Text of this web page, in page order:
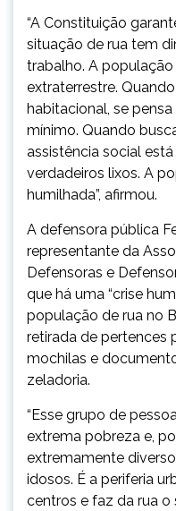
“A Constituição
situação de rua tem
trabalho. A
extraterrestre.
habitacional, se
mínimo. Quando
assistência social
verdadeiros lixos. A
humilhada”, afirmou.
A defensora pública
representante da
Defensoras e
que há uma “crise
população de rua no
retirada de pertences
mochilas e
zeladoria.
“Esse grupo de
extrema pobreza e,
extremamente
idosos. É a periferia
centros e faz da rua o